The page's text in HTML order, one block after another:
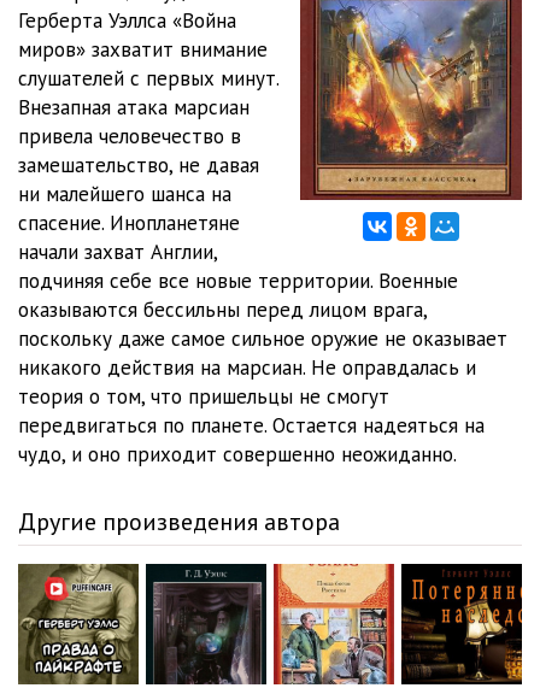
Voyna_mirov_09 07:12
Voyna_mirov_10 06:57
Voyna_mirov_11 06:46
Voyna_mirov_12 07:29
Voyna_mirov_13 07:04
Voyna_mirov_14
Voyna_mirov_15
Voyna_mirov_16 06:43
Voyna_mirov_17
Voyna_mirov_18
Voyna_mirov_20 07:06
Voyna_mirov_21 06:54
Voyna_mirov_22 06:49
Герберта Уэллса «Война
миров» захватит внимание
слушателей с первых минут.
Внезапная атака марсиан
привела человечество в
замешательство, не давая
ни малейшего шанса на
спасение. Инопланетяне
начали захват Англии,
подчиняя себе все новые территории. Военные
оказываются бессильны перед лицом врага,
поскольку даже самое сильное оружие не оказывает
никакого действия на марсиан. Не оправдалась и
теория о том, что пришельцы не смогут
передвигаться по планете. Остается надеяться на
чудо, и оно приходит совершенно неожиданно.
Другие произведения автора